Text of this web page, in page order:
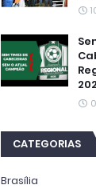
CATEGORIAS
Brasília